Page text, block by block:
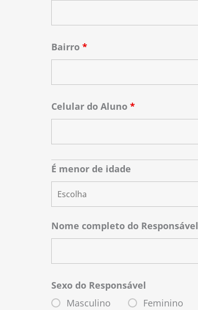
Bairro *
Celular do Aluno *
É menor de idade
Nome completo do Responsável
Sexo do Responsável
Masculino
Feminino